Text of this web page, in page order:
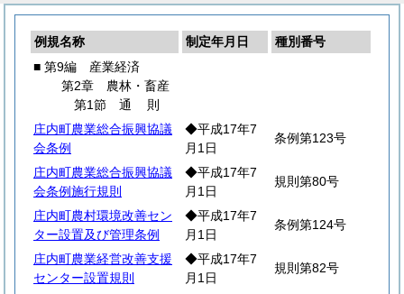
例規名称 制定年月日
種別番号
■ 第9編 産業経済
第2章 農林・畜産
第1節 通 則
庄内町農業総合振興協議
会条例
◆平成17年7
月1日
条例第123号
庄内町農業総合振興協議
会条例施行規則
◆平成17年7
月1日
規則第80号
庄内町農村環境改善セン
ター設置及び管理条例
◆平成17年7
月1日
条例第124号
庄内町農業経営改善支援
センター設置規則
◆平成17年7
月1日
規則第82号